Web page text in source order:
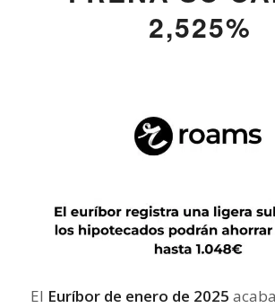
2,525%
El Euríbor de enero de 2025